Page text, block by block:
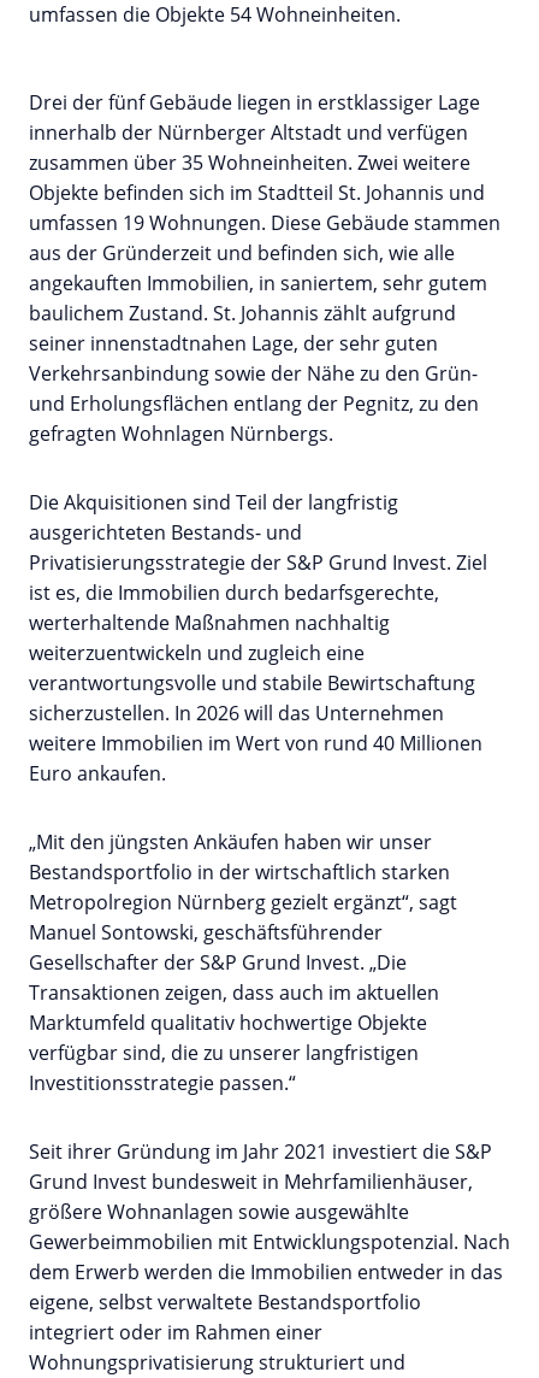
umfassen die Objekte 54 Wohneinheiten.
Drei der fünf Gebäude liegen in erstklassiger Lage
innerhalb der Nürnberger Altstadt und verfügen
zusammen über 35 Wohneinheiten. Zwei weitere
Objekte befinden sich im Stadtteil St. Johannis und
umfassen 19 Wohnungen. Diese Gebäude stammen
aus der Gründerzeit und befinden sich, wie alle
angekauften Immobilien, in saniertem, sehr gutem
baulichem Zustand. St. Johannis zählt aufgrund
seiner innenstadtnahen Lage, der sehr guten
Verkehrsanbindung sowie der Nähe zu den Grün-
und Erholungsflächen entlang der Pegnitz, zu den
gefragten Wohnlagen Nürnbergs.
Die Akquisitionen sind Teil der langfristig
ausgerichteten Bestands- und
Privatisierungsstrategie der S&P Grund Invest. Ziel
ist es, die Immobilien durch bedarfsgerechte,
werterhaltende Maßnahmen nachhaltig
weiterzuentwickeln und zugleich eine
verantwortungsvolle und stabile Bewirtschaftung
sicherzustellen. In 2026 will das Unternehmen
weitere Immobilien im Wert von rund 40 Millionen
Euro ankaufen.
„Mit den jüngsten Ankäufen haben wir unser
Bestandsportfolio in der wirtschaftlich starken
Metropolregion Nürnberg gezielt ergänzt“, sagt
Manuel Sontowski, geschäftsführender
Gesellschafter der S&P Grund Invest. „Die
Transaktionen zeigen, dass auch im aktuellen
Marktumfeld qualitativ hochwertige Objekte
verfügbar sind, die zu unserer langfristigen
Investitionsstrategie passen.“
Seit ihrer Gründung im Jahr 2021 investiert die S&P
Grund Invest bundesweit in Mehrfamilienhäuser,
größere Wohnanlagen sowie ausgewählte
Gewerbeimmobilien mit Entwicklungspotenzial. Nach
dem Erwerb werden die Immobilien entweder in das
eigene, selbst verwaltete Bestandsportfolio
integriert oder im Rahmen einer
Wohnungsprivatisierung strukturiert und